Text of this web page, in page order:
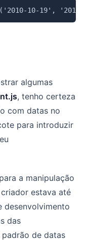
Copiar
algumas
, tenho certeza
com datas no
para introduzir
a manipulação
estava até
desenvolvimento
das
de datas